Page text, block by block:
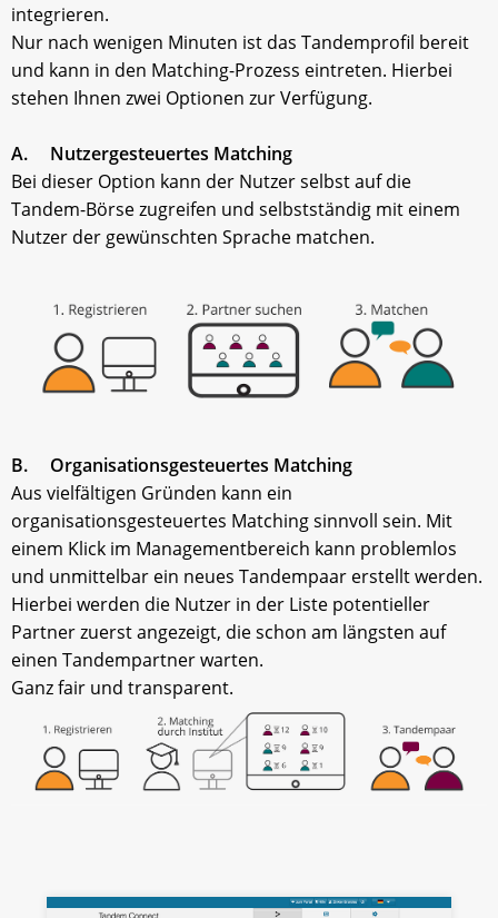
integrieren.
Nur nach wenigen Minuten ist das Tandemprofil bereit
und kann in den Matching-Prozess eintreten. Hierbei
stehen Ihnen zwei Optionen zur Verfügung.
A. Nutzergesteuertes Matching
Bei dieser Option kann der Nutzer selbst auf die
Tandem-Börse zugreifen und selbstständig mit einem
Nutzer der gewünschten Sprache matchen.
B. Organisationsgesteuertes Matching
Aus vielfältigen Gründen kann ein
organisationsgesteuertes Matching sinnvoll sein. Mit
einem Klick im Managementbereich kann problemlos
und unmittelbar ein neues Tandempaar erstellt werden.
Hierbei werden die Nutzer in der Liste potentieller
Partner zuerst angezeigt, die schon am längsten auf
einen Tandempartner warten.
Ganz fair und transparent.